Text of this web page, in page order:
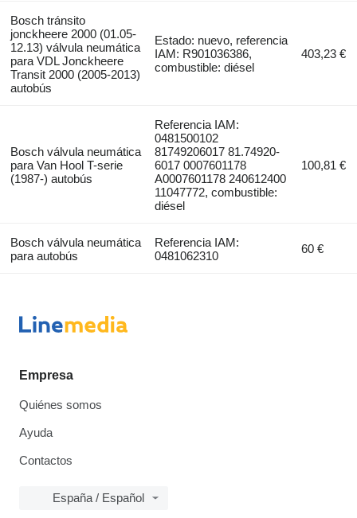
Bosch tránsito
jonckheere 2000 (01.05-
12.13) válvula neumática
para VDL Jonckheere
Transit 2000 (2005-2013)
autobús
Estado: nuevo, referencia
IAM: R901036386,
combustible: diésel
403,23 €
Bosch válvula neumática
para Van Hool T-serie
(1987-) autobús
Referencia IAM:
0481500102
81749206017 81.74920-
6017 0007601178
A0007601178 240612400
11047772, combustible:
diésel
100,81 €
Bosch válvula neumática
para autobús
Referencia IAM:
0481062310
60 €
Empresa
Quiénes somos
Ayuda
Contactos
España / Español